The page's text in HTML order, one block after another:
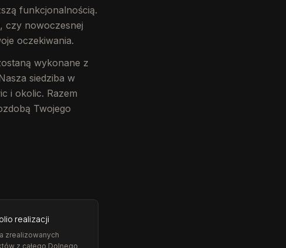
funkcjonalnością.
czy nowoczesnej
oczekiwania.
wykonane z
siedziba w
i okolic. Razem
Twojego
realizacji
zrealizowanych
z całego Dolnego